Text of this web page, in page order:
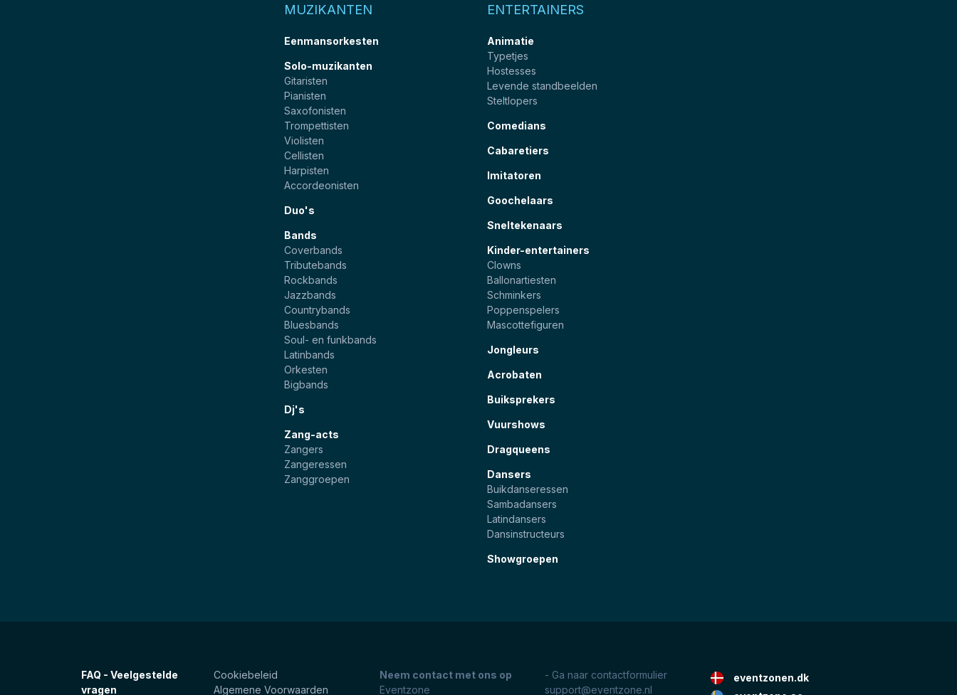
MUZIKANTEN
Eenmansorkesten
Solo-muzikanten
Gitaristen
Pianisten
Saxofonisten
Trompettisten
Violisten
Cellisten
Harpisten
Accordeonisten
Duo's
Bands
Coverbands
Tributebands
Rockbands
Jazzbands
Countrybands
Bluesbands
Soul- en funkbands
Latinbands
Orkesten
Bigbands
Dj's
Zang-acts
Zangers
Zangeressen
Zanggroepen
ENTERTAINERS
Animatie
Typetjes
Hostesses
Levende standbeelden
Steltlopers
Comedians
Cabaretiers
Imitatoren
Goochelaars
Sneltekenaars
Kinder-entertainers
Clowns
Ballonartiesten
Schminkers
Poppenspelers
Mascottefiguren
Jongleurs
Acrobaten
Buiksprekers
Vuurshows
Dragqueens
Dansers
Buikdanseressen
Sambadansers
Latindansers
Dansinstructeurs
Showgroepen
FAQ - Veelgestelde
vragen
Cookiebeleid
Algemene Voorwaarden
Neem contact met ons op
Eventzone
- Ga naar contactformulier
support@eventzone.nl
eventzonen.dk